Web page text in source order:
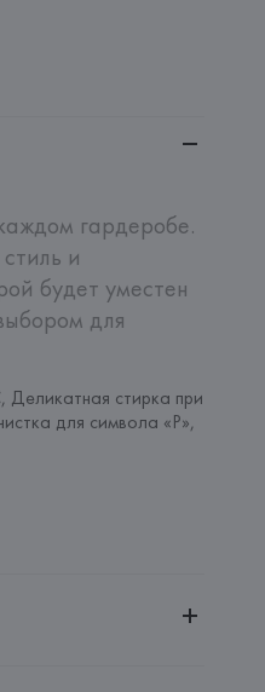
гардеробе.
и
будет уместен
для
стирка при
для символа «P»,